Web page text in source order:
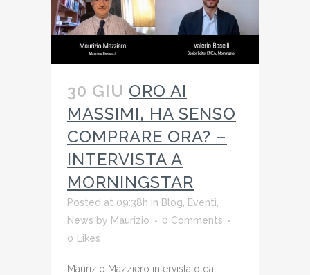
30 GIU ORO AI
MASSIMI, HA SENSO
COMPRARE ORA? –
INTERVISTA A
MORNINGSTAR
Posted at 09:38h in Blog Eventi
News by Maurizio
0 Comments
0
Likes
Maurizio Mazziero intervistato da